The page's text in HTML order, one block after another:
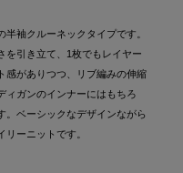
袖クルーネックタイプです。
を引き立て、1枚でもレイヤー
感がありつつ、リブ編みの伸縮
ィガンのインナーにはもちろ
。ベーシックなデザインながら
リーニットです。